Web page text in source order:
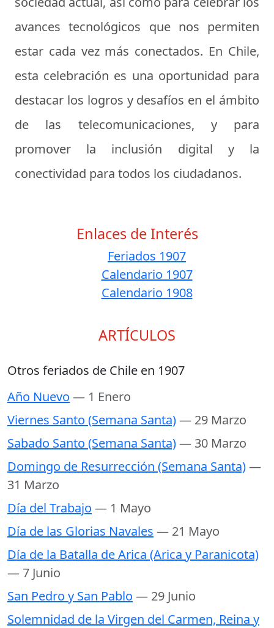
avances tecnológicos que nos permiten
estar cada vez más conectados. En Chile,
esta celebración es una oportunidad para
destacar los logros y desafíos en el ámbito
de las telecomunicaciones, y para
promover la inclusión digital y la
conectividad para todos los ciudadanos.
Enlaces de Interés
Feriados 1907
Calendario 1907
Calendario 1908
ARTÍCULOS
Otros feriados de Chile en 1907
Año Nuevo — 1 Enero
Viernes Santo (Semana Santa)— 29 Marzo
Sabado Santo (Semana Santa)— 30 Marzo
Domingo de Resurrección (Semana Santa)—
31 Marzo
Día del Trabajo — 1 Mayo
Día de las Glorias Navales — 21 Mayo
Día de la Batalla de Arica (Arica y Paranicota)
— 7 Junio
San Pedro y San Pablo — 29 Junio
Solemnidad de la Virgen del Carmen, Reina y